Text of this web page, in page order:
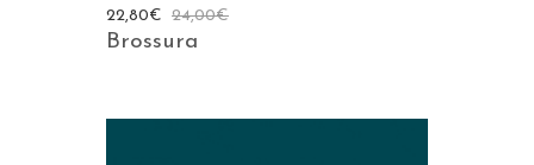
24,00€
22,80€
Brossura